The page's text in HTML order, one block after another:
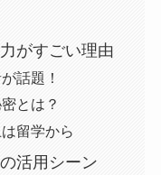
がすごい理由
話題！
とは？
留学から
活用シーン